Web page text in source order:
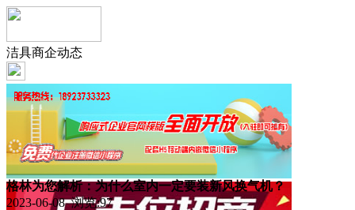
洁具商企动态
格林为您解析：为什么室内一定要装新风换气机？
2023-06-08 浏览:97